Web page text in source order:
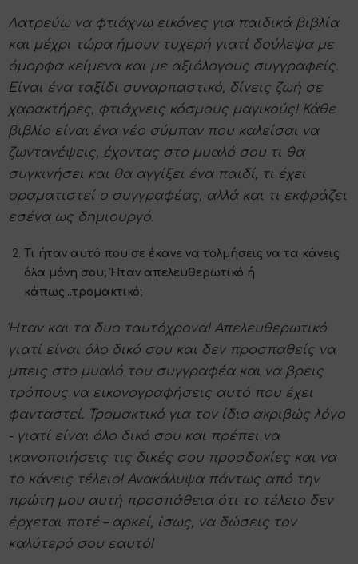
Λατρεύω να φτιάχνω εικόνες για παιδικά βιβλία
και μέχρι τώρα ήμουν τυχερή γιατί δούλεψα με
όμορφα κείμενα και με αξιόλογους συγγραφείς.
Είναι ένα ταξίδι συναρπαστικό, δίνεις ζωή σε
χαρακτήρες, φτιάχνεις κόσμους μαγικούς! Κάθε
βιβλίο είναι ένα νέο σύμπαν που καλείσαι να
ζωντανέψεις, έχοντας στο μυαλό σου τι θα
συγκινήσει και θα αγγίξει ένα παιδί, τι έχει
οραματιστεί ο συγγραφέας, αλλά και τι εκφράζει
εσένα ως δημιουργό.
Τι ήταν αυτό που σε έκανε να τολμήσεις να τα κάνεις
όλα μόνη σου; Ήταν απελευθερωτικό ή
κάπως...τρομακτικό;
Ήταν και τα δυο ταυτόχρονα! Απελευθερωτικό
γιατί είναι όλο δικό σου και δεν προσπαθείς να
μπεις στο μυαλό του συγγραφέα και να βρεις
τρόπους να εικονογραφήσεις αυτό που έχει
φανταστεί. Τρομακτικό για τον ίδιο ακριβώς λόγο
- γιατί είναι όλο δικό σου και πρέπει να
ικανοποιήσεις τις δικές σου προσδοκίες και να
το κάνεις τέλειο! Ανακάλυψα πάντως από την
πρώτη μου αυτή προσπάθεια ότι το τέλειο δεν
έρχεται ποτέ – αρκεί, ίσως, να δώσεις τον
καλύτερό σου εαυτό!